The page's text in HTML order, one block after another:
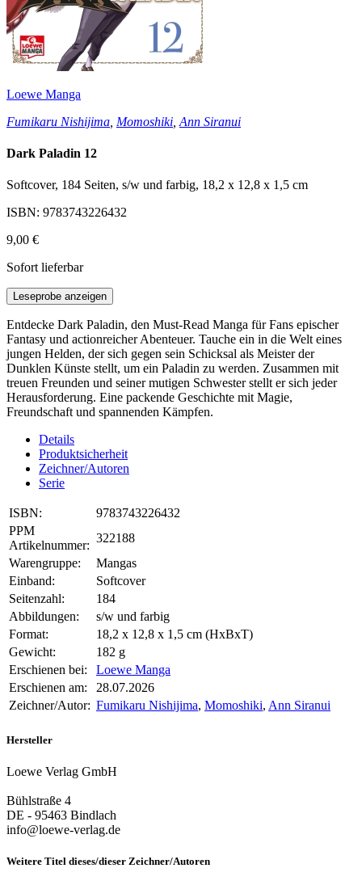
Loewe Manga
Fumikaru Nishijima Momoshiki Ann Siranui
Dark Paladin 12
Softcover, 184 Seiten, s/w und farbig, 18,2 x 12,8 x 1,5 cm
ISBN: 9783743226432
9,00 €
Sofort lieferbar
Leseprobe anzeigen
Entdecke Dark Paladin, den Must-Read Manga für Fans epischer
Fantasy und actionreicher Abenteuer. Tauche ein in die Welt eines
jungen Helden, der sich gegen sein Schicksal als Meister der
Dunklen Künste stellt, um ein Paladin zu werden. Zusammen mit
treuen Freunden und seiner mutigen Schwester stellt er sich jeder
Herausforderung. Eine packende Geschichte mit Magie,
Freundschaft und spannenden Kämpfen.
Details
Produktsicherheit
Zeichner/Autoren
Serie
ISBN:
9783743226432
PPM
Artikelnummer:
322188
Warengruppe:
Mangas
Einband:
Softcover
Seitenzahl:
184
Abbildungen:
s/w und farbig
Format:
18,2 x 12,8 x 1,5 cm (HxBxT)
Gewicht:
182 g
Erschienen bei:
Loewe Manga
Erschienen am:
28.07.2026
Zeichner/Autor: Fumikaru Nishijima, Momoshiki, Ann Siranui
Hersteller
Loewe Verlag GmbH
Bühlstraße 4
DE - 95463 Bindlach
info@loewe-verlag.de
Weitere Titel dieses/dieser Zeichner/Autoren